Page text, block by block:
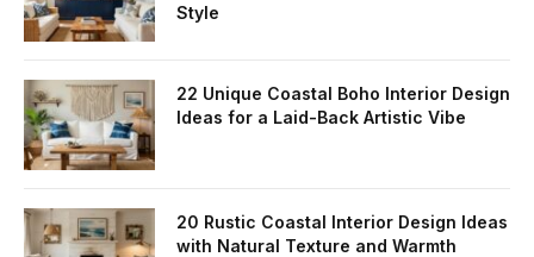
Style
22 Unique Coastal Boho Interior Design
Ideas for a Laid-Back Artistic Vibe
20 Rustic Coastal Interior Design Ideas
with Natural Texture and Warmth